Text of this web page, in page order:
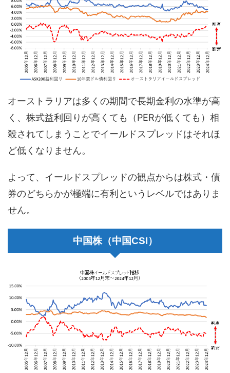
オーストラリアは多くの期間で長期金利の水準が高
く、株式益利回りが高くても（PERが低くても）相
殺されてしまうことでイールドスプレッドはそれほ
ど低くなりません。
よって、イールドスプレッドの観点からは株式・債
券のどちらかが極端に有利というレベルではありま
せん。
中国株（中国CSI）